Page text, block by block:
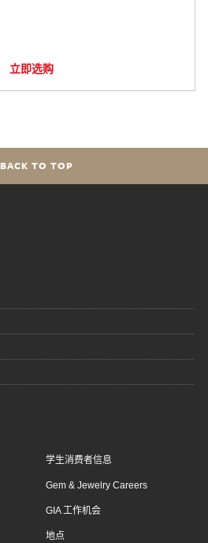
立即选购
BACK TO TOP
学生消费者信息
Gem & Jewelry Careers
GIA 工作机会
地点